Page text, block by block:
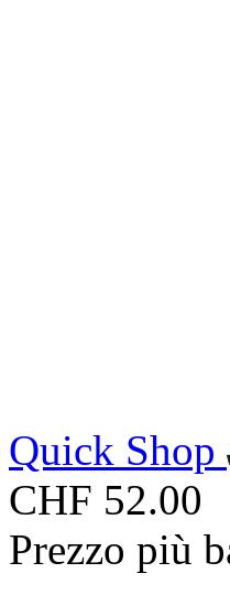
Quick Shop
CHF 52.00
Prezzo più